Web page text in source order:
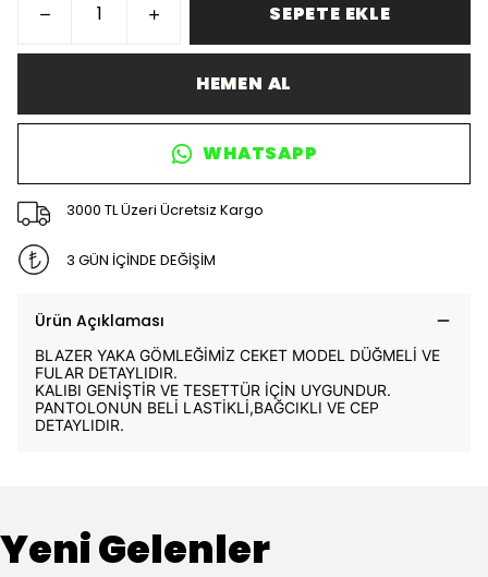
SEPETE EKLE
HEMEN AL
WHATSAPP
3000 TL Üzeri Ücretsiz Kargo
3 GÜN İÇİNDE DEĞİŞİM
Ürün Açıklaması
BLAZER YAKA GÖMLEĞİMİZ CEKET MODEL DÜĞMELİ VE
FULAR DETAYLIDIR.
KALIBI GENİŞTİR VE TESETTÜR İÇİN UYGUNDUR.
PANTOLONUN BELİ LASTİKLİ,BAĞCIKLI VE CEP
DETAYLIDIR.
Yeni Gelenler